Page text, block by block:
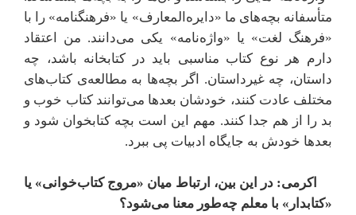
متأسفانه بچه‌های ما «دایره‌المعارف» یا «فرهنگنامه» را با
«فرهنگ لغت» یا «واژه‌نامه» یکی می‌دانند. من اعتقاد
دارم هر نوع کتاب مناسبی باید در کتابخانه باشد، چه
داستان، چه غیرداستان. اگر بچه‌ها به مطالعه‌ی کتاب‌های
مختلف عادت کنند، خودشان بعدها می‌توانند کتاب خوب و
بد را از هم جدا کنند. مهم این است بچه کتابخوان شود و
بعدها خودش به جایگاه ادبیات پی ببرد.
اکرمی: در این بین، ارتباط میان «مروج کتاب‌خوانی» یا
«کتابدار» با معلم چه‌طور معنا می‌شود؟